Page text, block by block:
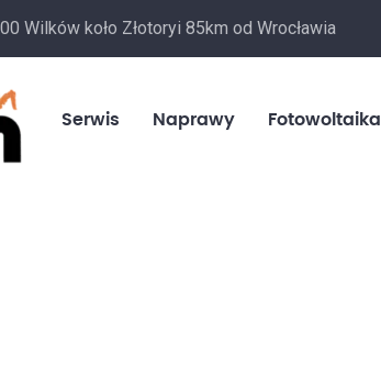
Wilków koło Złotoryi 85km od Wrocławia
Serwis Naprawy Fotowoltaika